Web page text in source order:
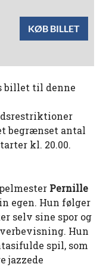
KØB BILLET
billet til denne
begrænset antal
kl. 20.00.
Pernille
egen. Hun følger
selv sine spor og
Hun
spil, som
jazzede